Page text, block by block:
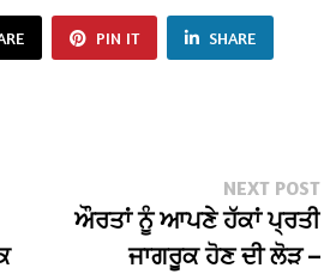
PIN IT SHARE
NEXT POST
ਔਰਤਾਂ ਨੂੰ ਆਪਣੇ ਹੱਕਾਂ ਪ੍ਰਤੀ
ਜਾਗਰੂਕ ਹੋਣ ਦੀ ਲੋੜ –